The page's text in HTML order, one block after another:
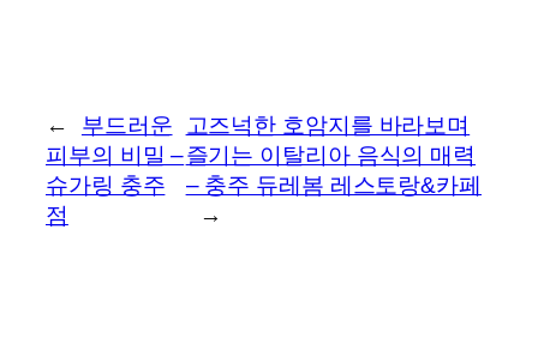
←
부드러운
피부의 비밀 –
슈가링 충주
점
고즈넉한 호암지를 바라보며
즐기는 이탈리아 음식의 매력
– 충주 듀레봄 레스토랑&카페
→